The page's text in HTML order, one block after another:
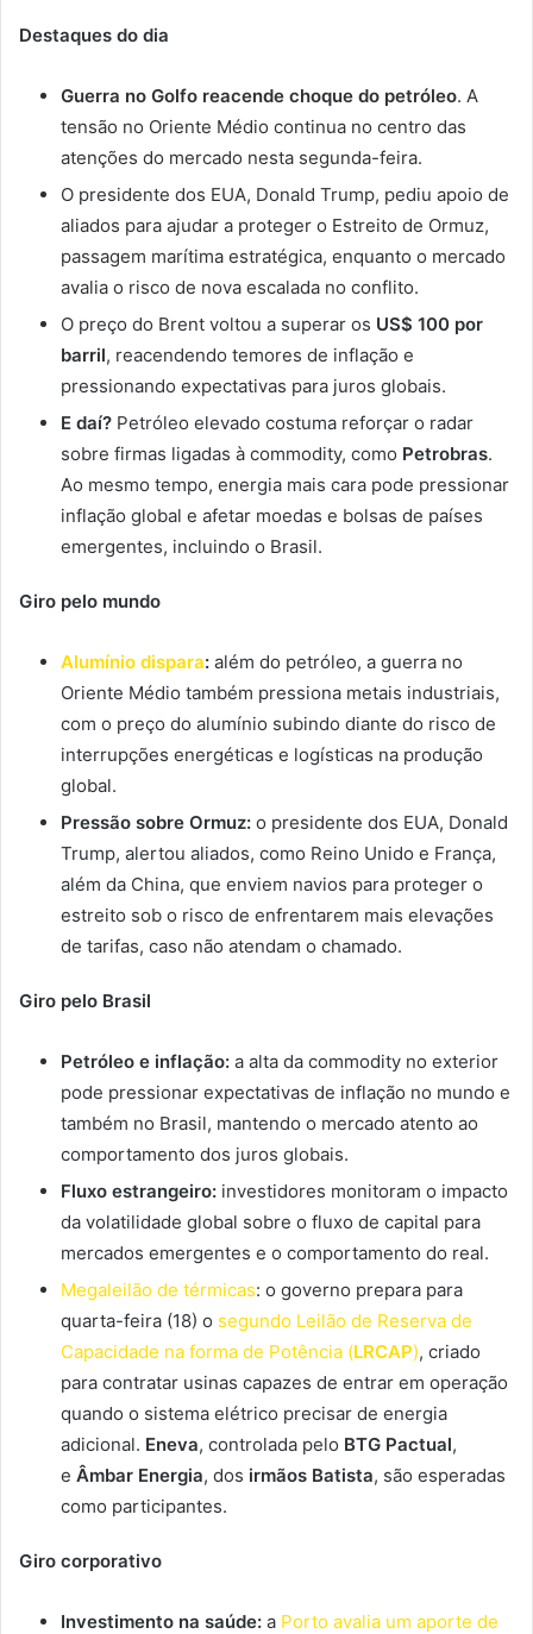
Destaques do dia
Guerra no Golfo reacende choque do petróleo. A
tensão no Oriente Médio continua no centro das
atenções do mercado nesta segunda-feira.
O presidente dos EUA, Donald Trump, pediu apoio de
aliados para ajudar a proteger o Estreito de Ormuz,
passagem marítima estratégica, enquanto o mercado
avalia o risco de nova escalada no conflito.
O preço do Brent voltou a superar os US$ 100 por
barril, reacendendo temores de inflação e
pressionando expectativas para juros globais.
E daí? Petróleo elevado costuma reforçar o radar
sobre firmas ligadas à commodity, como Petrobras.
Ao mesmo tempo, energia mais cara pode pressionar
inflação global e afetar moedas e bolsas de países
emergentes, incluindo o Brasil.
Giro pelo mundo
Alumínio dispara: além do petróleo, a guerra no
Oriente Médio também pressiona metais industriais,
com o preço do alumínio subindo diante do risco de
interrupções energéticas e logísticas na produção
global.
Pressão sobre Ormuz: o presidente dos EUA, Donald
Trump, alertou aliados, como Reino Unido e França,
além da China, que enviem navios para proteger o
estreito sob o risco de enfrentarem mais elevações
de tarifas, caso não atendam o chamado.
Giro pelo Brasil
Petróleo e inflação: a alta da commodity no exterior
pode pressionar expectativas de inflação no mundo e
também no Brasil, mantendo o mercado atento ao
comportamento dos juros globais.
Fluxo estrangeiro: investidores monitoram o impacto
da volatilidade global sobre o fluxo de capital para
mercados emergentes e o comportamento do real.
Megaleilão de térmicas: o governo prepara para
quarta-feira (18) o segundo Leilão de Reserva de
Capacidade na forma de Potência (LRCAP), criado
para contratar usinas capazes de entrar em operação
quando o sistema elétrico precisar de energia
adicional. Eneva, controlada pelo BTG Pactual,
e Âmbar Energia, dos irmãos Batista, são esperadas
como participantes.
Giro corporativo
Investimento na saúde: a Porto avalia um aporte de